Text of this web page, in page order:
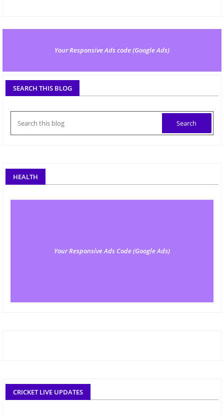
Your Responsive Ads code (Google Ads)
SEARCH THIS BLOG
HEALTH
Your Responsive Ads Code (Google Ads)
CRICKET LIVE UPDATES